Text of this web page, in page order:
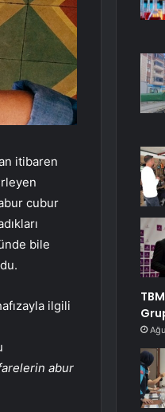
itibaren
cubur
bile
ilgili
farelerin abur